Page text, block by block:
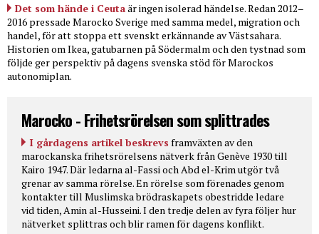
Det som hände i Ceutaär ingen isolerad händelse. Redan 2012–
2016 pressade Marocko Sverige med samma medel, migration och
handel, för att stoppa ett svenskt erkännande av Västsahara.
Historien om Ikea, gatubarnen på Södermalm och den tystnad som
följde ger perspektiv på dagens svenska stöd för Marockos
autonomiplan.
Marocko - Frihetsrörelsen som splittrades
I gårdagens artikel beskrevs framväxten av den
marockanska frihetsrörelsens nätverk från Genève 1930 till
Kairo 1947. Där ledarna al-Fassi och Abd el-Krim utgör två
grenar av samma rörelse. En rörelse som förenades genom
kontakter till Muslimska brödraskapets obestridde ledare
vid tiden, Amin al-Husseini. I den tredje delen av fyra följer hur
nätverket splittras och blir ramen för dagens konflikt.